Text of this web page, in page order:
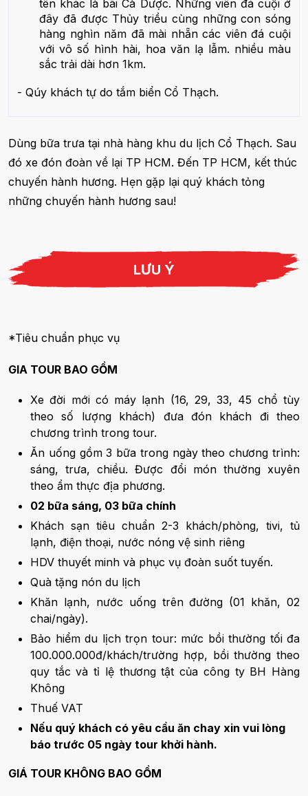
tên khác là bãi Cà Dược. Những viên đá cuội ở
đây đã được Thủy triều cùng những con sóng
hàng nghìn năm đã mài nhẵn các viên đá cuội
với vô số hình hài, hoa văn lạ lẫm. nhiều màu
sắc trải dài hơn 1km.
- Qúy khách tự do tắm biển Cổ Thạch.
Dùng bữa trưa tại nhà hàng khu du lịch Cổ Thạch. Sau
đó xe đón đoàn về lại TP HCM. Đến TP HCM, kết thúc
chuyến hành hương. Hẹn gặp lại quý khách tỏng
những chuyến hành hương sau!
LƯU Ý
*Tiêu chuẩn phục vụ
GIA TOUR BAO GỒM
Xe đời mới có máy lạnh (16, 29, 33, 45 chổ tùy
theo số lượng khách) đưa đón khách đi theo
chương trình trong tour.
Ăn uống gồm 3 bữa trong ngày theo chương trình:
sáng, trưa, chiều. Được đổi món thường xuyên
theo ẩm thực địa phương.
02 bữa sáng, 03 bữa chính
Khách sạn tiêu chuẩn 2-3 khách/phòng, tivi, tủ
lạnh, điện thoại, nước nóng vệ sinh riêng
HDV thuyết minh và phục vụ đoàn suốt tuyến.
Quà tặng nón du lịch
Khăn lạnh, nước uống trên đường (01 khăn, 02
chai/ngày).
Bảo hiểm du lịch trọn tour: mức bồi thường tối đa
100.000.000đ/khách/trường hợp, bồi thường theo
quy tắc và tỉ lệ thương tật của công ty BH Hàng
Không
Thuế VAT
Nếu quý khách có yêu cầu ăn chay xin vui lòng
báo trước 05 ngày tour khởi hành.
GIÁ TOUR KHÔNG BAO GỒM